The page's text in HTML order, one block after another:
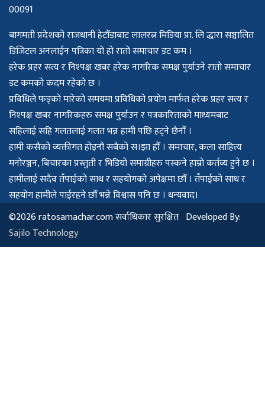
00091
बागमती प्रदेशको राजधानी हेटौँडाबाट लालरत्न मिडिया प्रा. लि द्धारा सञ्चालित
डिजिटल अनलाईन पत्रिका यो हो रातो समाचार डट कम ।
हरेक प्रहर सत्य र निश्पक्ष खबर हरेक नागरिक समक्ष पुर्याउने रातो समाचार
डट कमको कदम रहेको छ ।
प्रविधिले फड्को मारेको समयमा प्रविधिको प्रयोग मार्फत हरेक प्रहर सत्य र
निश्पक्ष खबर नागरिकहरु समक्ष पुर्याउन र पत्रकारिताको माध्यमबाट
सहिलाई सहि गलतलाई गलत भन्न हामी पछि हट्ने छैनौँ ।
हामी कसैको व्यक्तीगत होइनौ सबैको स।झा हौँ । समाचार, कला साहित्य
मनोरञ्जन, बिचारका प्रस्तुती र भिडियो समाग्रीहरु पस्कने हाम्रो कर्तव्य हुने छ ।
हामीलाई सदैव तँपाईको साथ र सहयोगको अपेक्षमा छौँ । तँपाईको साथ र
सहयोग हामीले पाईरहने छौँ भन्ने विश्वास पनि छ । धन्यवाद।
©2026 ratosamachar.com सर्वाधिकार सुरक्षित Developed By:
Sajilo Technology